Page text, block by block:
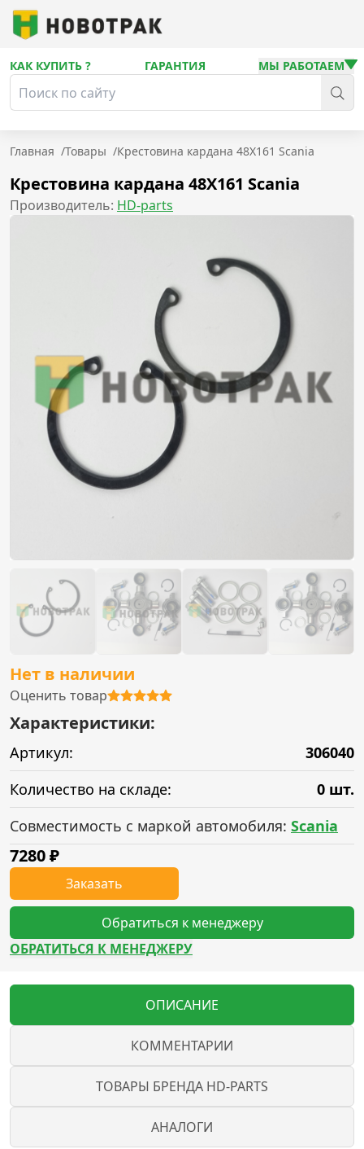
КАК КУПИТЬ ? ГАРАНТИЯ МЫ РАБОТАЕМ
Главная /Товары /Крестовина кардана 48Х161 Scania
Крестовина кардана 48Х161 Scania
Производитель: HD-parts
Нет в наличии
Оценить товар
Характеристики:
Артикул:
306040
Количество на складе:
0 шт.
Совместимость с маркой автомобиля: Scania
7280₽
Заказать
Обратиться к менеджеру
ОБРАТИТЬСЯ К МЕНЕДЖЕРУ
ОПИСАНИЕ
КОММЕНТАРИИ
ТОВАРЫ БРЕНДА HD-PARTS
АНАЛОГИ